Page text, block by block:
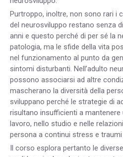
Purtroppo, inoltre, non sono rari i
del neurosviluppo restano senza
anni e questo perché di per sé la
patologia, ma le sfide della vita
nel funzionamento al punto da
sintomi disturbanti. Nell’adulto
possono associarsi ad altre
mascherano la diversità della
sviluppano perché le strategie di
risultano insufficienti a
lavoro, nello studio e nelle
persona a continui stress e
Il corso esplora pertanto le